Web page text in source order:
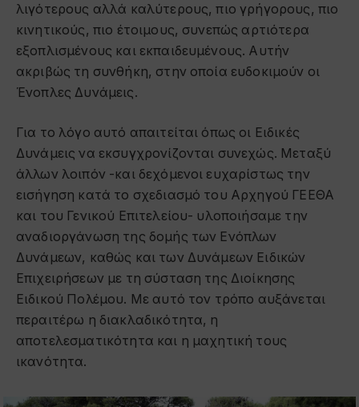
λιγότερους αλλά καλύτερους, πιο γρήγορους, πιο
κινητικούς, πιο έτοιμους, συνεπώς αρτιότερα
εξοπλισμένους και εκπαιδευμένους. Αυτήν
ακριβώς τη συνθήκη, στην οποία ευδοκιμούν οι
Ένοπλες Δυνάμεις.
Για το λόγο αυτό απαιτείται όπως οι Ειδικές
Δυνάμεις να εκσυγχρονίζονται συνεχώς. Μεταξύ
άλλων λοιπόν -και δεχόμενοι ευχαρίστως την
εισήγηση κατά το σχεδιασμό του Αρχηγού ΓΕΕΘΑ
και του Γενικού Επιτελείου- υλοποιήσαμε την
αναδιοργάνωση της δομής των Ενόπλων
Δυνάμεων, καθώς και των Δυνάμεων Ειδικών
Επιχειρήσεων με τη σύσταση της Διοίκησης
Ειδικού Πολέμου. Με αυτό τον τρόπο αυξάνεται
περαιτέρω η διακλαδικότητα, η
αποτελεσματικότητα και η μαχητική τους
ικανότητα.